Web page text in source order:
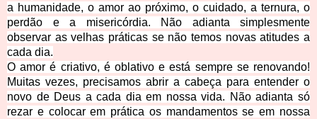
a humanidade, o amor ao próximo, o cuidado, a ternura, o
perdão e a misericórdia. Não adianta simplesmente
observar as velhas práticas se não temos novas atitudes a
cada dia.
O amor é criativo, é oblativo e está sempre se renovando!
Muitas vezes, precisamos abrir a cabeça para entender o
novo de Deus a cada dia em nossa vida. Não adianta só
rezar e colocar em prática os mandamentos se em nossa